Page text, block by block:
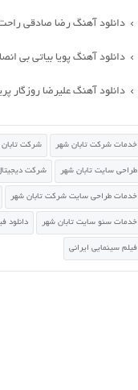
دانلود آهنگ رضا صادقی
دانلود آهنگ پویا بیاتی بی
دانلود آهنگ علیرضا روزگار
خدمات شرکت تابان شهر شرکت تابان
طراحی سایت تابان شهر شرکت
خدمات طراحی سایت شرکت تابان شهر
خدمات سئو سایت تابان شهر دانلود
فیلم سینمایی ایرانی